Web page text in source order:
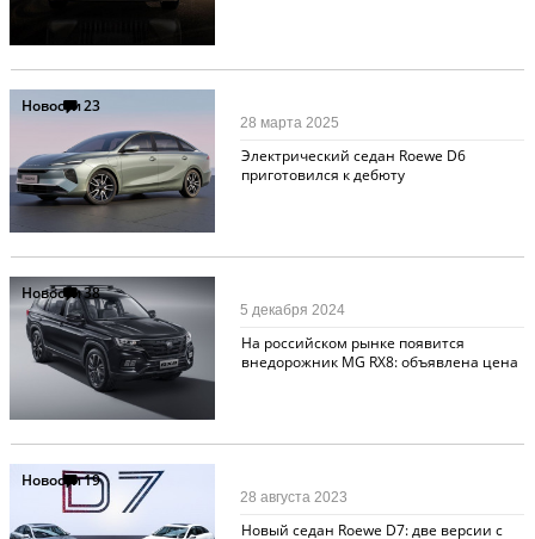
Новости23
Электрический седан Roewe D6
приготовился к дебюту
28 марта 2025
Новости38
На российском рынке появится
внедорожник MG RX8: объявлена цена
5 декабря 2024
Новости19
Новый седан Roewe D7: две версии с
28 августа 2023